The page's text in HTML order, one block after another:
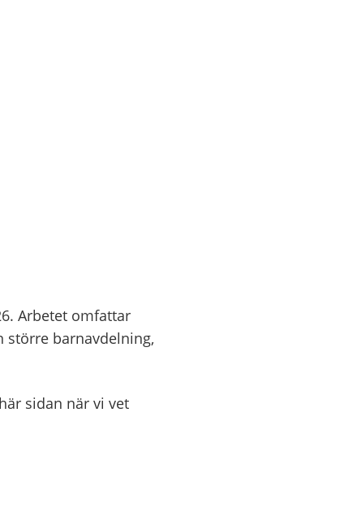
Arbetet omfattar
större barnavdelning,
sidan när vi vet